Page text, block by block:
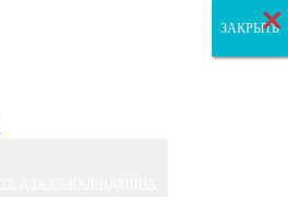
ЗАКРЫТЬ
ЗАКРЫТЬ
ЗАКРЫТЬ
×
×
×